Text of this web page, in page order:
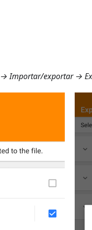
Importar/exportar →